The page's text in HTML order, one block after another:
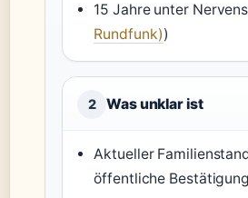
15 Jahre unter
Rundfunk))
2 Was unklar ist
Aktueller
öffentliche Bestätigung